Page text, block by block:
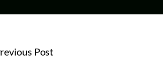
Post